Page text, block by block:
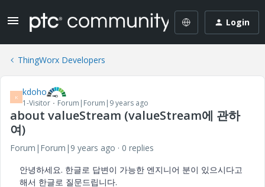
Login
ThingWorx Developers
K kdoho
1-Visitor Forum|Forum|9 years ago
about valueStream (valueStream에 관하
여)
Forum|Forum|9 years ago
0 replies
안녕하세요. 한글로 답변이 가능한 엔지니어 분이 있으시다고
해서 한글로 질문드립니다.